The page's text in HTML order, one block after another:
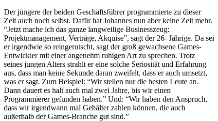
Der jüngere der beiden Geschäftsführer programmierte zu dieser
Zeit auch noch selbst. Dafür hat Johannes nun aber keine Zeit mehr.
“Jetzt mache ich das ganze langweilige Businesszeug:
Projektmanagement, Verträge, Akquise”, sagt der 26- Jährige. Da sei
er irgendwie so reingerutscht, sagt der groß gewachsene Games-
Entwickler mit einer angenehm ruhigen Art zu sprechen. Trotz
seines jungen Alters strahlt er eine solche Seriosität und Erfahrung
aus, dass man keine Sekunde daran zweifelt, dass er auch umsetzt,
was er sagt. Zum Beispiel: “Wir stellen nur die besten Leute an.
Dann dauert es halt auch mal zwei Jahre, bis wir einen
Programmierer gefunden haben.” Und: “Wir haben den Anspruch,
dass wir irgendwann mal Gehälter zahlen können, die auch
außerhalb der Games-Branche gut sind.”